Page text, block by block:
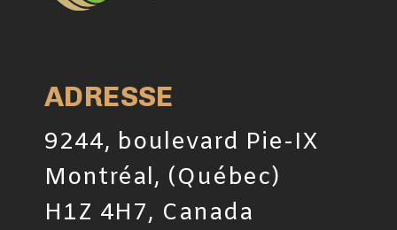
ADRESSE
9244, boulevard Pie-IX
Montréal, (Québec)
H1Z 4H7, Canada